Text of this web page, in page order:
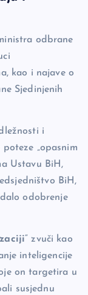
odbrane
kao i najave o
Sjedinjenih
i
„opasnim
Ustavu BiH,
BiH,
odobrenje
“ zvuči kao
inteligencije
on targetira u
susjednu